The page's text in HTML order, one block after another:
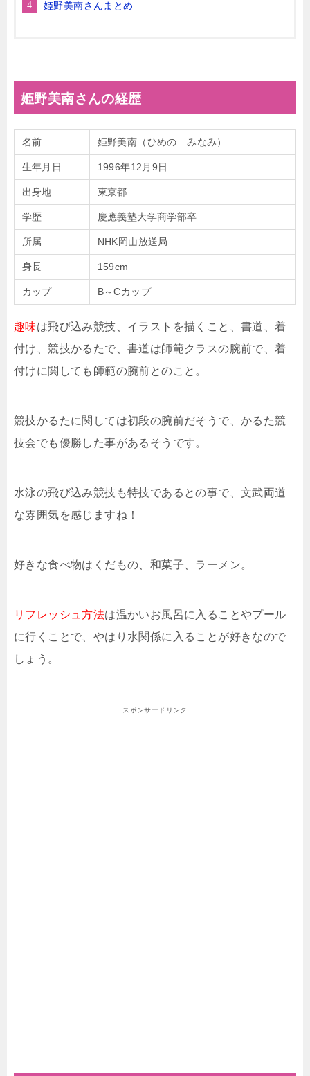
姫野美南さんまとめ
姫野美南さんの経歴
名前 姫野美南（ひめの みなみ）
生年月日 1996年12月9日
出身地 東京都
学歴 慶應義塾大学商学部卒
所属 NHK岡山放送局
身長 159cm
カップ B～Cカップ
趣味は飛び込み競技、イラストを描くこと、書道、着
付け、競技かるたで、書道は師範クラスの腕前で、着
付けに関しても師範の腕前とのこと。
競技かるたに関しては初段の腕前だそうで、かるた競
技会でも優勝した事があるそうです。
水泳の飛び込み競技も特技であるとの事で、文武両道
な雰囲気を感じますね！
好きな食べ物はくだもの、和菓子、ラーメン。
リフレッシュ方法は温かいお風呂に入ることやプール
に行くことで、やはり水関係に入ることが好きなので
しょう。
スポンサードリンク